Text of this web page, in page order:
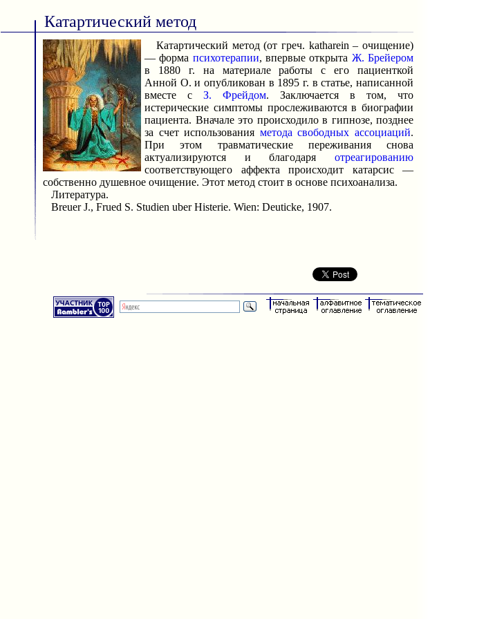
Катартический метод
Катартический метод (от греч. katharein – очищение)
— форма психотерапии, впервые открыта Ж. Брейером
в 1880 г. на материале работы с его пациенткой
Анной О. и опубликован в 1895 г. в статье, написанной
вместе с З. Фрейдом. Заключается в том, что
истерические симптомы прослеживаются в биографии
пациента. Вначале это происходило в гипнозе, позднее
за счет использования метода свободных ассоциаций.
При этом травматические переживания снова
актуализируются и благодаря отреагированию
соответствующего аффекта происходит катарсис —
собственно душевное очищение. Этот метод стоит в основе психоанализа.
Литература.
Breuer J., Frued S. Studien uber Histerie. Wien: Deuticke, 1907.